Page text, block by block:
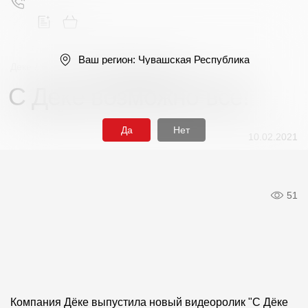
Новости / С Деке возможно все!
С Деке возможно все!
10.02.2021
51
Компания Дёке выпустила новый видеоролик "С Дёке
Ваш регион: Чувашская Республика
Да Нет